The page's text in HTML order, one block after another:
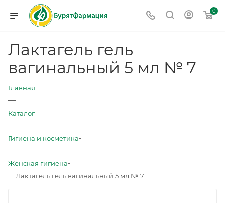
0
Лактагель гель
вагинальный 5 мл № 7
Главная
—
Каталог
—
Гигиена и косметика
—
Женская гигиена
—Лактагель гель вагинальный 5 мл № 7